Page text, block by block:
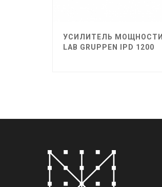
УСИЛИТЕЛЬ МОЩНОСТИ
LAB GRUPPEN IPD 1200